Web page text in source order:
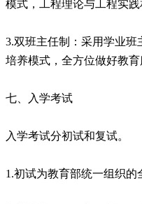
模式，工程理论与工程实践
3.双班主任制：采用学业
培养模式，全方位做好教育
七、入学考试
入学考试分初试和复试。
1.初试为教育部统一组织的